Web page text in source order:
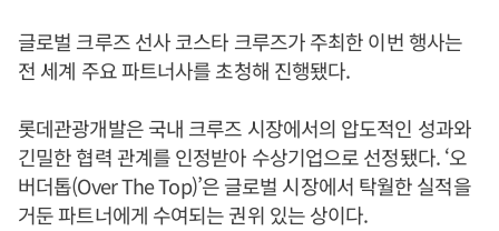
글로벌 크루즈 선사 코스타 크루즈가 주최한 이번 행사는
전 세계 주요 파트너사를 초청해 진행됐다.
롯데관광개발은 국내 크루즈 시장에서의 압도적인 성과와
긴밀한 협력 관계를 인정받아 수상기업으로 선정됐다. ‘오
버더톱(Over The Top)’은 글로벌 시장에서 탁월한 실적을
거둔 파트너에게 수여되는 권위 있는 상이다.